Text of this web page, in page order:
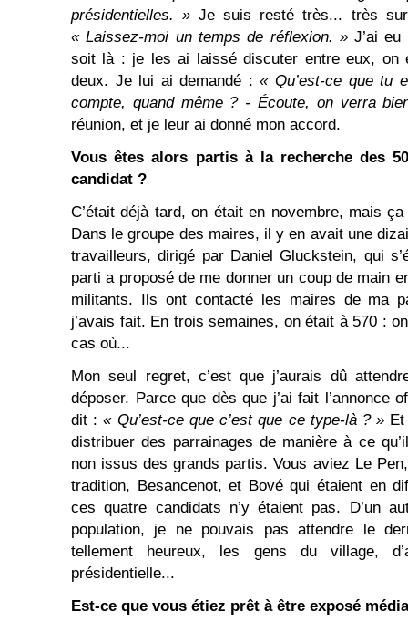
présidentielles. »Je suis resté très... très
« Laissez-moi un temps de réflexion. »J’ai eu
soit là : je les ai laissé discuter entre eux, on
deux. Je lui ai demandé :« Qu’est-ce que tu
compte, quand même ? - Écoute, on verra
réunion, et je leur ai donné mon accord.
Vous êtes alors partis à la recherche des
candidat ?
C’était déjà tard, on était en novembre, mais
Dans le groupe des maires, il y en avait une
travailleurs, dirigé par Daniel Gluckstein, qui
parti a proposé de me donner un coup de main
militants. Ils ont contacté les maires de ma
j’avais fait. En trois semaines, on était à 570 :
cas où...
Mon seul regret, c’est que j’aurais dû
déposer. Parce que dès que j’ai fait l’annonce
dit :« Qu’est-ce que c’est que ce type-là ? »
distribuer des parrainages de manière à ce
non issus des grands partis. Vous aviez Le
tradition, Besancenot, et Bové qui étaient en
ces quatre candidats n’y étaient pas.
D’un
population, je ne pouvais pas attendre le
tellement heureux, les gens du village,
présidentielle...
Est-ce que vous étiez prêt à être exposé